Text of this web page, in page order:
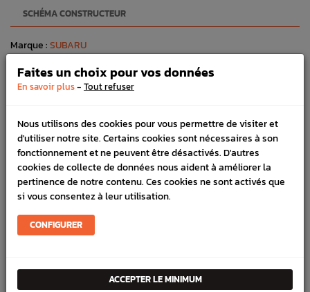
SCHÉMA CONSTRUCTEUR
Marque :SUBARU
Référence :
En stock :1
Carrosserie
Pare-choc, Pare Boue, Lames
PRODUITS
FRÉQUEMMENT
ACHETÉS ENSEMBLE
Faites un choix pour vos données
En savoir plus- Tout refuser
Nous utilisons des cookies pour vous permettre de visiter et
d'utiliser notre site. Certains cookies sont nécessaires à son
fonctionnement et ne peuvent être désactivés. D'autres
cookies de collecte de données nous aident à améliorer la
pertinence de notre contenu. Ces cookies ne sont activés que
si vous consentez à leur utilisation.
CONFIGURER
ACCEPTER LE MINIMUM